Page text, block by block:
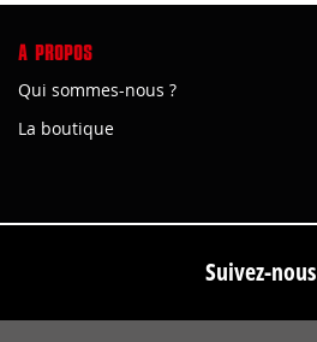
A PROPOS
Qui sommes-nous ?
La boutique
Suivez-nous